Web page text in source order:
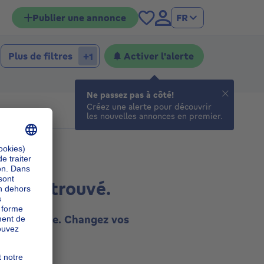
Publier une annonce FR
Plus de filtres +1 Activer l'alerte
trouvé.
Changez vos
Ne passez pas à côté!
Créez une alerte pour découvrir
les nouvelles annonces en premier.